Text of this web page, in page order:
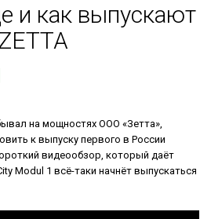
и как выпускают
на мощностях ООО «Зетта»,
к выпуску первого в России
видеообзор, который даёт
Modul 1 всё-таки начнёт выпускаться